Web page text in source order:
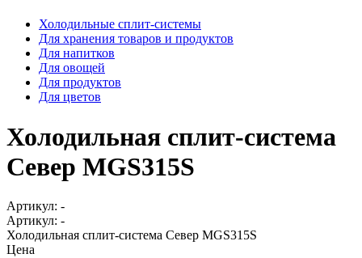
Холодильные сплит-системы
Для хранения товаров и продуктов
Для напитков
Для овощей
Для продуктов
Для цветов
Холодильная сплит-система
Север MGS315S
Артикул: -
Артикул: -
Холодильная сплит-система Север MGS315S
Цена